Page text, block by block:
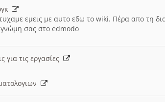
εμεις με αυτο εδω το wiki. Πέρα απο τη
σας στο edmodo
για τις εργασίες